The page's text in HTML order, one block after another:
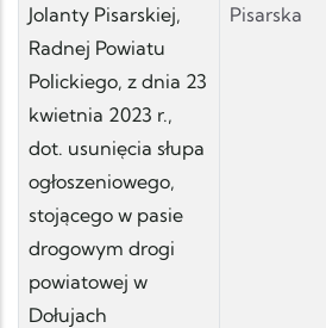
Jolanty Pisarskiej,
Radnej Powiatu
Polickiego, z dnia 23
kwietnia 2023 r.,
dot. usunięcia słupa
ogłoszeniowego,
stojącego w pasie
drogowym drogi
powiatowej w
Dołujach
Pisarska